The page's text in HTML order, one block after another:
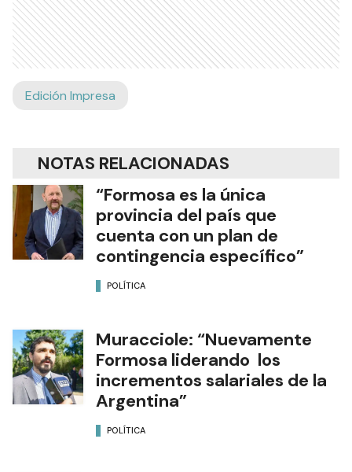
Edición Impresa
NOTAS RELACIONADAS
“Formosa es la única
provincia del país que
cuenta con un plan de
contingencia específico”
POLÍTICA
Muracciole: “Nuevamente
Formosa liderando los
incrementos salariales de la
Argentina”
POLÍTICA